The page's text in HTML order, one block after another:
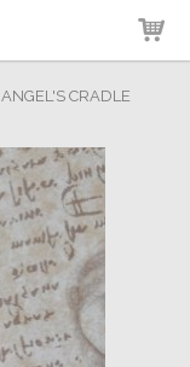
ANGEL'S CRADLE